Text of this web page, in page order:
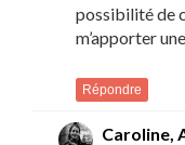
possibilité de
m’apporter
Répondre
Caroline,